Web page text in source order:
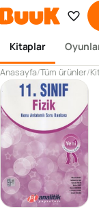
Kitaplar
Anasayfa/Tüm ürünler/